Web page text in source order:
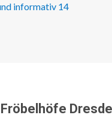
Fröbelhöfe